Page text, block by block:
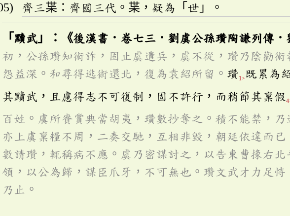
齊三枼：齊國三代。枼，疑為「世」。
「黷武」：《後漢書．卷七三．劉虞公孫瓚陶謙列傳．
初，公孫瓚知術詐，固止虞遣兵，虞不從，瓚乃陰勸
怨益深。和尋得逃術還北，復為袁紹所留。 瓚1> 既累為
其黷武，且慮得志不可復制，固不許行，而稍節其稟假
百姓。虞所賚賞典當胡夷，瓚數抄奪之。積不能禁，
亦上虞稟糧不周，二奏交馳，互相非毀，朝廷依違而
數請瓚，輒稱病不應。虞乃密謀討之，以告東曹掾右
領，以公為歸，謀臣爪牙，不可無也。瓚文武才力足
乃止。